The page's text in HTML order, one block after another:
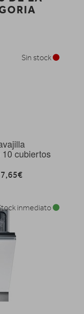
cubiertos
Sin stock
inmediato